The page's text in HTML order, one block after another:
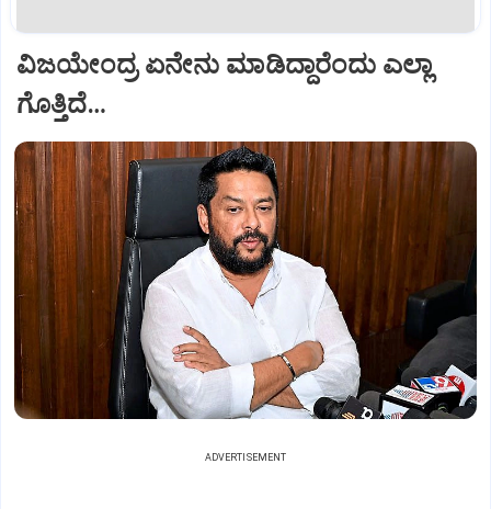
ವಿಜಯೇಂದ್ರ ಏನೇನು ಮಾಡಿದ್ದಾರೆಂದು ಎಲ್ಲಾ
ಗೊತ್ತಿದೆ…
ADVERTISEMENT